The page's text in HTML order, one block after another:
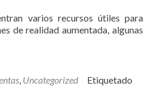
varios recursos útiles para
de realidad aumentada, algunas
, Uncategorized
Etiquetado